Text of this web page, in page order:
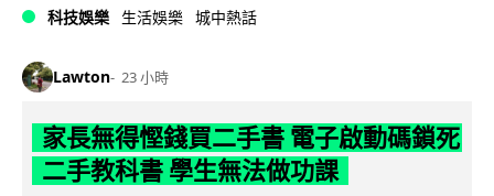
科技娛樂 生活娛樂 城中熱話
Lawton 23 小時
家長無得慳錢買二手書 電子啟動碼鎖死
二手教科書 學生無法做功課